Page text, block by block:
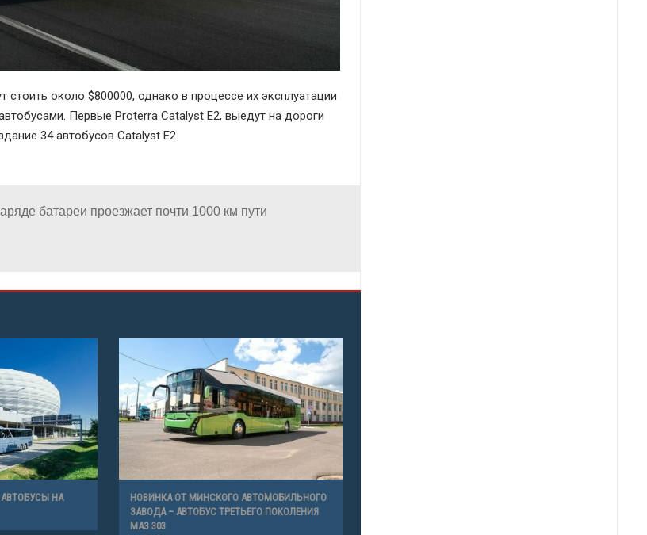
около $800000, однако в процессе их эксплуатации
Первые Proterra Catalyst Е2, выедут на дороги
34 автобусов Catalyst Е2.
батареи проезжает почти 1000 км пути
АВТОБУСЫ НА
НОВИНКА ОТ МИНСКОГО АВТОМОБИЛЬНОГО
ЗАВОДА – АВТОБУС ТРЕТЬЕГО ПОКОЛЕНИЯ
МАЗ 303